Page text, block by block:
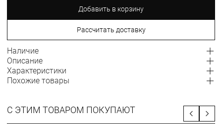
Добавить в корзину
Рассчитать доставку
Наличие
Описание
Характеристики
Похожие товары
С ЭТИМ ТОВАРОМ ПОКУПАЮТ